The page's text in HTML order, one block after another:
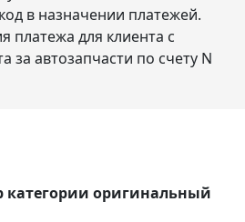
в назначении платежей.
платежа для клиента с
за автозапчасти по счету N
категории оригинальный